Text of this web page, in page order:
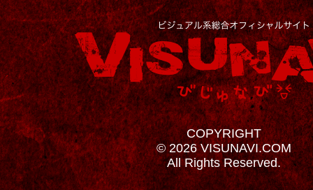
COPYRIGHT
© 2026 VISUNAVI.COM
All Rights Reserved.